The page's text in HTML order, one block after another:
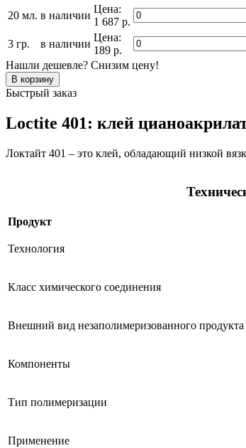
20 мл. в наличии
Цена:
1 687 р.
3 гр.
в наличии
Цена:
189 р.
Нашли дешевле? Снизим цену!
Быстрый заказ
Loctite 401: клей
Локтайт 401 – это клей, обладающий низкой
Продукт
Технология
Класс химического соединения
Внешний вид незаполимеризованного продукта
Компоненты
Тип полимеризации
Применение